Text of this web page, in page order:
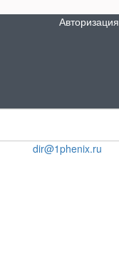
Авторизация
dir@1phenix.ru